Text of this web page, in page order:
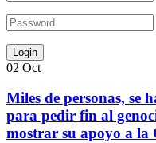
02 Oct
Miles de personas, se
para pedir fin al
mostrar su apoyo a